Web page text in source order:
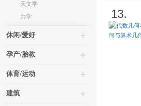
天文学
力学
休闲/爱好
孕产/胎教
体育/运动
建筑
13.